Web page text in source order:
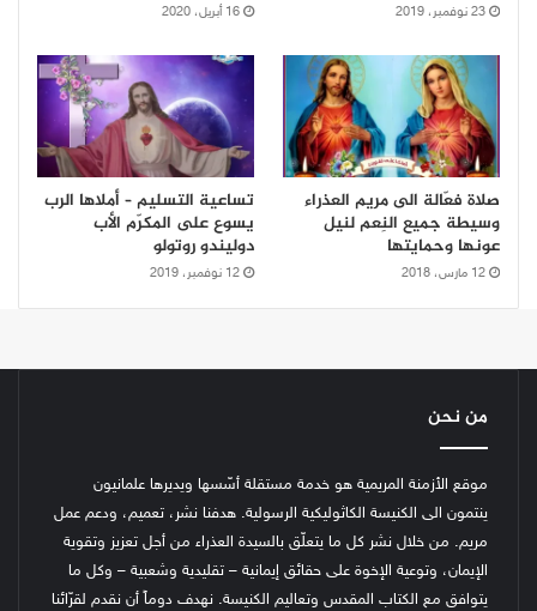
23 نوفمبر، 2019 16 أبريل، 2020
صلاة فعّالة الى مريم العذراء
وسيطة جميع النِعم لنيل
عونها وحمايتها
12 مارس، 2018
تساعية التسليم – أملاها الرب
يسوع على المكرّم الأب
دوليندو روتولو
12 نوفمبر، 2019
من نحن
موقع الأزمنة المريمية هو خدمة مستقلة أسّسها ويديرها علمانيون
ينتمون الى الكنيسة الكاثوليكية الرسولية. هدفنا نشر، تعميم، ودعم عمل
مريم. من خلال نشر كل ما يتعلّق بالسيدة العذراء من أجل تعزيز وتقوية
الإيمان، وتوعية الإخوة على حقائق إيمانية – تقليدية وشعبية – وكل ما
يتوافق مع الكتاب المقدس وتعاليم الكنيسة. نهدف دوماً أن نقدم لقرّائنا